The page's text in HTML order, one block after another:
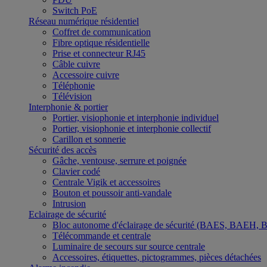
Switch PoE
Réseau numérique résidentiel
Coffret de communication
Fibre optique résidentielle
Prise et connecteur RJ45
Câble cuivre
Accessoire cuivre
Téléphonie
Télévision
Interphonie & portier
Portier, visiophonie et interphonie individuel
Portier, visiophonie et interphonie collectif
Carillon et sonnerie
Sécurité des accès
Gâche, ventouse, serrure et poignée
Clavier codé
Centrale Vigik et accessoires
Bouton et poussoir anti-vandale
Intrusion
Eclairage de sécurité
Bloc autonome d'éclairage de sécurité (BAES,
Télécommande et centrale
Luminaire de secours sur source centrale
Accessoires, étiquettes, pictogrammes, pièces détachées